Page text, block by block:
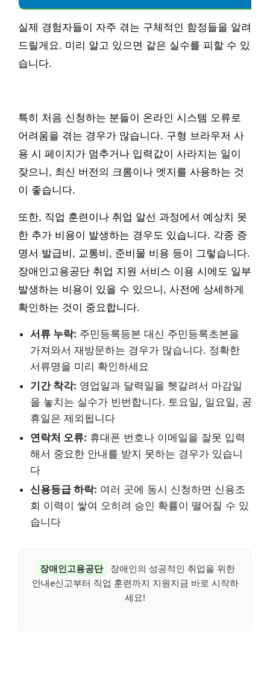
실제 경험자들이 자주 겪는 구체적인 함정들을 알려
드릴게요. 미리 알고 있으면 같은 실수를 피할 수 있
습니다.
특히 처음 신청하는 분들이 온라인 시스템 오류로
어려움을 겪는 경우가 많습니다. 구형 브라우저 사
용 시 페이지가 멈추거나 입력값이 사라지는 일이
잦으니, 최신 버전의 크롬이나 엣지를 사용하는 것
이 좋습니다.
또한, 직업 훈련이나 취업 알선 과정에서 예상치 못
한 추가 비용이 발생하는 경우도 있습니다. 각종 증
명서 발급비, 교통비, 준비물 비용 등이 그렇습니다.
장애인고용공단 취업 지원 서비스 이용 시에도 일부
발생하는 비용이 있을 수 있으니, 사전에 상세하게
확인하는 것이 중요합니다.
서류 누락: 주민등록등본 대신 주민등록초본을
가져와서 재방문하는 경우가 많습니다. 정확한
서류명을 미리 확인하세요
기간 착각: 영업일과 달력일을 헷갈려서 마감일
을 놓치는 실수가 빈번합니다. 토요일, 일요일, 공
휴일은 제외됩니다
연락처 오류: 휴대폰 번호나 이메일을 잘못 입력
해서 중요한 안내를 받지 못하는 경우가 있습니
다
신용등급 하락: 여러 곳에 동시 신청하면 신용조
회 이력이 쌓여 오히려 승인 확률이 떨어질 수 있
습니다
장애인고용공단
장애인의 성공적인 취업을 위한
안내e신고부터 직업 훈련까지 지원지금 바로 시작하
세요!